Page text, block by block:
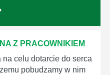
Z PRACOWNIKIEM
celu dotarcie do serca
pobudzamy w nim